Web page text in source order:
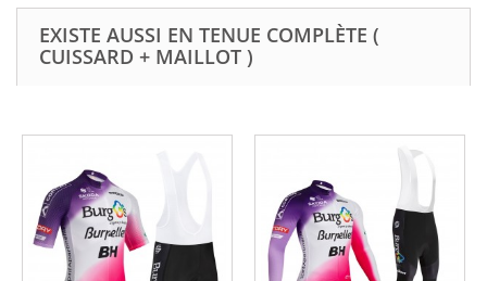
EXISTE AUSSI EN TENUE COMPLÈTE (
CUISSARD + MAILLOT )